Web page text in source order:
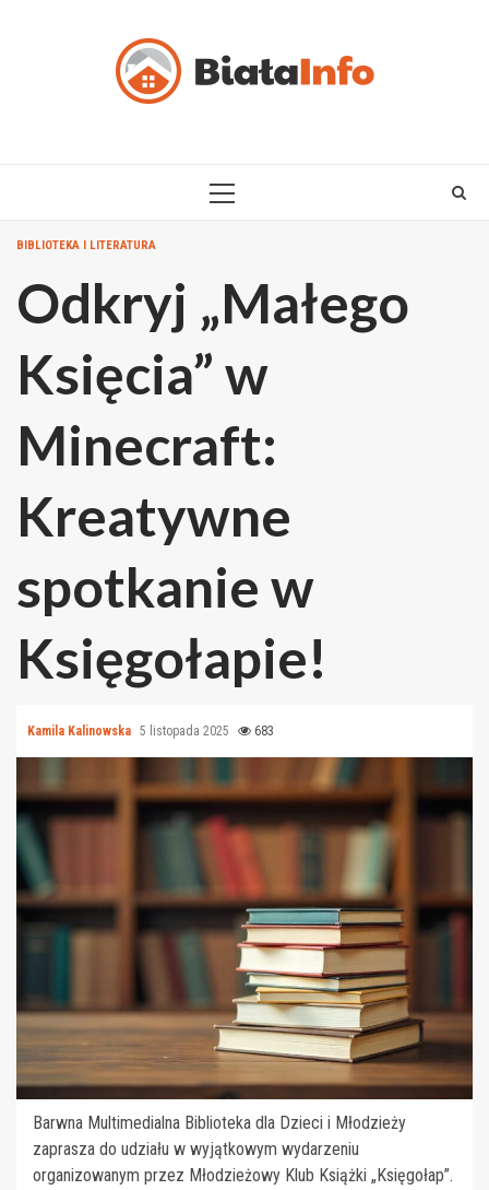
PRIMARY
BIBLIOTEKA I LITERATURA
Odkryj „Małego
Księcia” w
Minecraft:
Kreatywne
spotkanie w
Księgołapie!
Kamila Kalinowska 5 listopada 2025 683
Barwna Multimedialna Biblioteka dla Dzieci i Młodzieży
zaprasza do udziału w wyjątkowym wydarzeniu
organizowanym przez Młodzieżowy Klub Książki „Księgołap”.